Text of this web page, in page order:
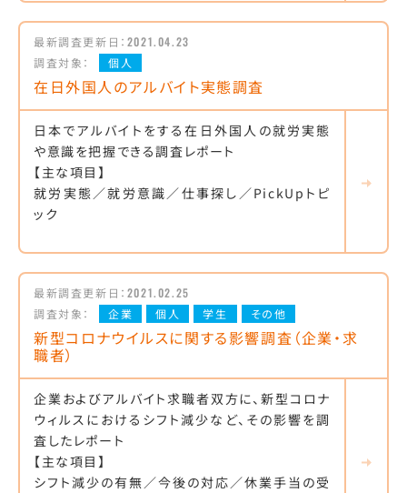
最新調査更新日： 2021.04.23
調査対象：
個人
在日外国人のアルバイト実態調査
日本でアルバイトをする在日外国人の就労実態
や意識を把握できる調査レポート
【主な項目】
就労実態／就労意識／仕事探し／PickUpトピ
ック
最新調査更新日： 2021.02.25
調査対象：
企業 個人 学生 その他
新型コロナウイルスに関する影響調査（企業・求
職者）
企業およびアルバイト求職者双方に、新型コロナ
ウィルスにおけるシフト減少など、その影響を調
査したレポート
【主な項目】
シフト減少の有無／今後の対応／休業手当の受